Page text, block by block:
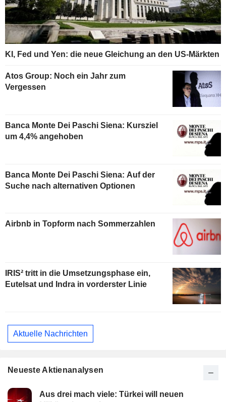
KI, Fed und Yen: die neue Gleichung an den US-Märkten
Atos Group: Noch ein Jahr zum
Vergessen
Banca Monte Dei Paschi Siena: Kursziel
um 4,4% angehoben
Banca Monte Dei Paschi Siena: Auf der
Suche nach alternativen Optionen
Airbnb in Topform nach Sommerzahlen
IRIS² tritt in die Umsetzungsphase ein,
Eutelsat und Indra in vorderster Linie
Aktuelle Nachrichten
Neueste Aktienanalysen
Aus drei mach viele: Türkei will neuen